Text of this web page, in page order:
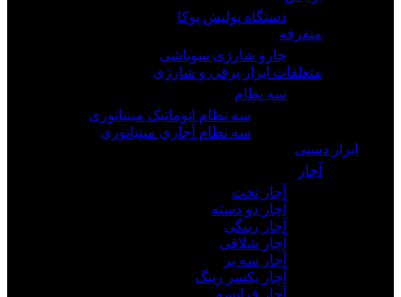
دستگاه پولیش پوکا
متفرقه
جارو شارژی سوباشی
متعلقات ابزار برقی و شارژی
سه نظام
سه نظام اتوماتیک مینیاتوری
سه نظام آچاری مینیاتوری
ابزار دستی
آچار
آچار تخت
آچار دو دسته
آچار رینگی
آچار شلاقی
آچار سه پر
آچار یکسر رینگ
آچار فرانسه